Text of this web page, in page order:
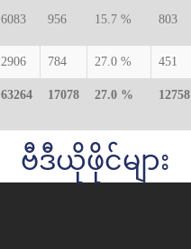
6083 956 15.7 % 803
2906 784 27.0 % 451
63264 17078 27.0 % 12758
ဗီဒီယိုဖိုင်များ